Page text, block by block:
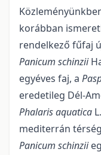
korábban
rendelkező fűfaj
Panicum schinzii
egyéves faj, a
eredetileg Dél-
Phalaris aquatica
mediterrán
Panicum schinzii